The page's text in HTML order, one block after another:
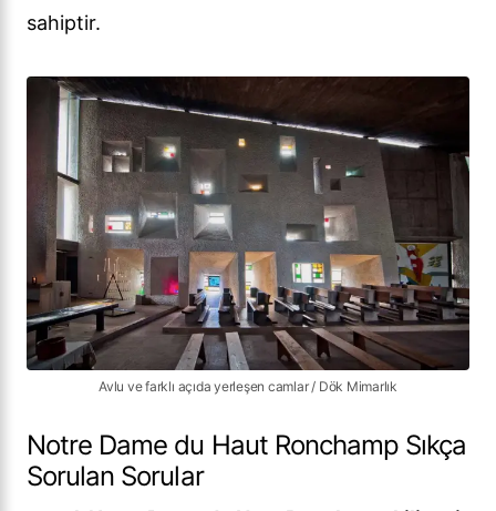
sahiptir.
Avlu ve farklı açıda yerleşen camlar / Dök Mimarlık
Notre Dame du Haut Ronchamp Sıkça
Sorulan Sorular